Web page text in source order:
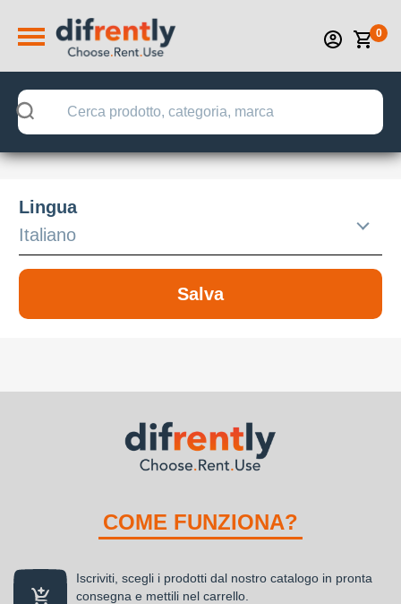
0
Lingua
Salva
COME FUNZIONA?
Iscriviti, scegli i prodotti dal nostro catalogo in pronta
consegna e mettili nel carrello.